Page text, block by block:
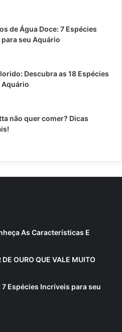
de Água Doce: 7 Espécies
seu Aquário
Descubra as 18 Espécies
Aquário
não quer comer? Dicas
As Características E
OURO QUE VALE MUITO
Espécies Incríveis para seu